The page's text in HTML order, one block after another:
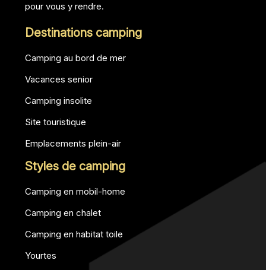
pour vous y rendre.
Destinations camping
Camping au bord de mer
Vacances senior
Camping insolite
Site touristique
Emplacements plein-air
Styles de camping
Camping en mobil-home
Camping en chalet
Camping en habitat toile
Yourtes